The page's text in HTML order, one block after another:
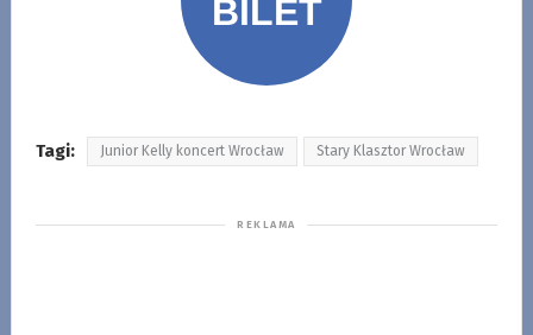
Tagi: Junior Kelly koncert Wrocław Stary Klasztor Wrocław